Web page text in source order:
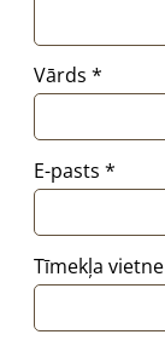
Vārds *
E-pasts *
Tīmekļa vietne